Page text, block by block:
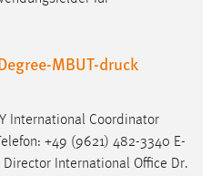
MBUT-druck
International Coordinator
+49 (9621) 482-3340 E-
International Office Dr.